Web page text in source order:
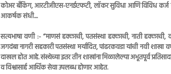
कोअर बँकिंग, आरटीजीएस-एनईएफटी, लॉकर सुविधा आणि विविध कर्ज
आकर्षक संधी....
सत्यभाषा वणी :- “माणसं हक्काची, पतसंस्था हक्काची, नाती हक्काची,
जगदंबा नागरी सहकारी पतसंस्था मर्यादित, पांढरकवडा यांची नवी
दाखल होत आहे. संस्थेच्या इतर तीन शाखांना मिळालेल्या अभूतपूर्व
व विश्वासार्ह आर्थिक सेवा उपलब्ध होणार आहेत.